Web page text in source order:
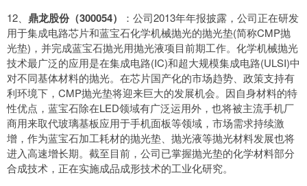
12、 鼎龙股份（300054）
：公司2013年年报披露，公司正在研发
用于集成电路芯片和蓝宝石化学机械抛光的抛光垫(简称CMP抛
光垫)，并完成蓝宝石抛光用抛光液项目前期工作。化学机械抛光
技术最广泛的应用是在集成电路(IC)和超大规模集成电路(ULSI)中
对不同基体材料的抛光。在芯片国产化的市场趋势、政策支持有
利环境下，CMP抛光垫将迎来巨大的发展机会。因自身材料的特
性优点，蓝宝石除在LED领域有广泛运用外，也将被主流手机厂
商用来取代玻璃基板应用于手机面板等领域，市场需求持续激
增，作为蓝宝石加工耗材的抛光垫、抛光液等抛光材料发展也将
进入高速增长期。截至目前，公司已掌握抛光垫的化学材料部分
合成技术，正在实施成品成形技术的工业化研究。